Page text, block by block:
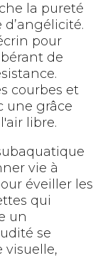
la pureté
pour
de
courbes et
une grâce
libre.
vie à
éveiller les
qui
un
se
visuelle,